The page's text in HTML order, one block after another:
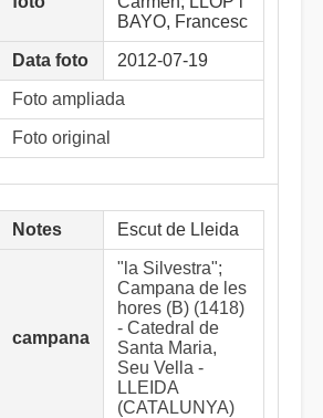
BAYO, Francesc
Data foto 2012-07-19
Foto ampliada
Foto original
Notes Escut de Lleida
campana
"la Silvestra";
Campana de les
hores (B) (1418)
- Catedral de
Santa Maria,
Seu Vella -
LLEIDA
(CATALUNYA)